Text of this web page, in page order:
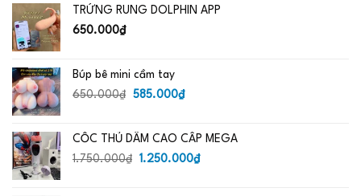
650.000₫.là:
TRỨNG RUNG DOLPHIN APP
650.000₫
Búp bê mini cầm tay
650.000₫
Giá
650.000₫.
585.000₫Giá
là:
585.000₫.
CỐC THỦ DÂM CAO CẤP MEGA
1.750.000₫
Giá
1.250.000₫Giá